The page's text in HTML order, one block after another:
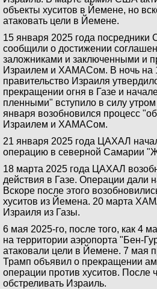
объекты хуситов в Йемене, но
атаковать цели в Йемене.
15 января 2025 года посредники
сообщили о достижении
заложниками и заключенными и
Израилем и ХАМАСом. В ночь на
правительство Израиля
прекращении огня в Газе и
пленными" вступило в силу
января возобновился процесс
Израилем и ХАМАСом.
21 января 2025 года ЦАХАЛ
операцию в северной Самарии
18 марта 2025 года ЦАХАЛ
действия в Газе. Операции дали
Вскоре после этого
хуситов из Йемена. 20 марта
Израиля из Газы.
6 мая 2025-го, после того, как 4
на территории аэропорта "Бен-
атаковали цели в Йемене. 7 мая
Трамп объявил о прекращении
операции против хуситов. После
обстреливать Израиль.